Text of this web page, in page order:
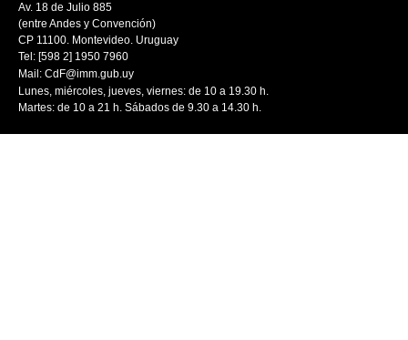
Av. 18 de Julio 885
(entre Andes y Convención)
CP 11100. Montevideo. Uruguay
Tel: [598 2] 1950 7960
Mail: CdF@imm.gub.uy
Lunes, miércoles, jueves, viernes: de 10 a 19.30 h.
Martes: de 10 a 21 h. Sábados de 9.30 a 14.30 h.